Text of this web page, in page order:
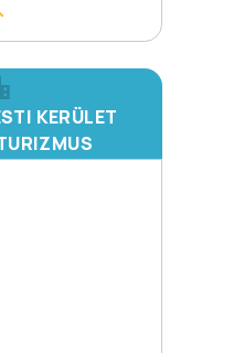
KERÜLET